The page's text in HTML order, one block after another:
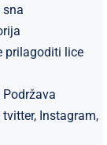
sna
prilagoditi lice
Instagram,